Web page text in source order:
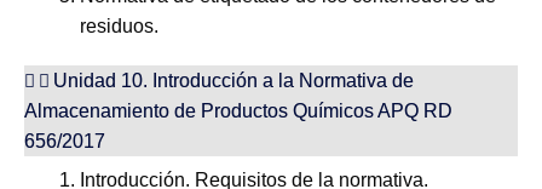
residuos.
Unidad 10. Introducción a la Normativa de
Almacenamiento de Productos Químicos APQ RD
656/2017
Introducción. Requisitos de la normativa.